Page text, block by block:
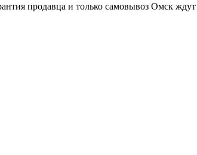
продавца и только самовывоз Омск